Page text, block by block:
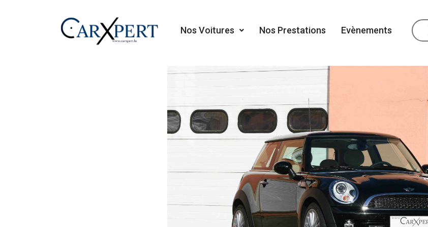
Nos Voitures Nos Prestations Evènements